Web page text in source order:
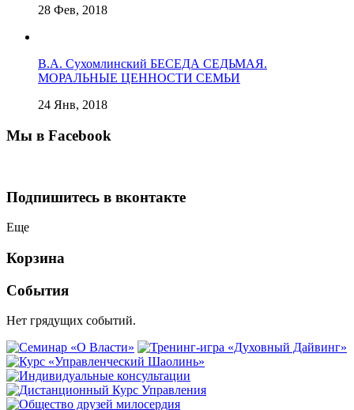
28 Фев, 2018
В.А. Сухомлинский БЕСЕДА СЕДЬМАЯ.
МОРАЛЬНЫЕ ЦЕННОСТИ СЕМЬИ
24 Янв, 2018
Мы в Facebook
Подпишитесь в вконтакте
Еще
Корзина
События
Нет грядущих событий.